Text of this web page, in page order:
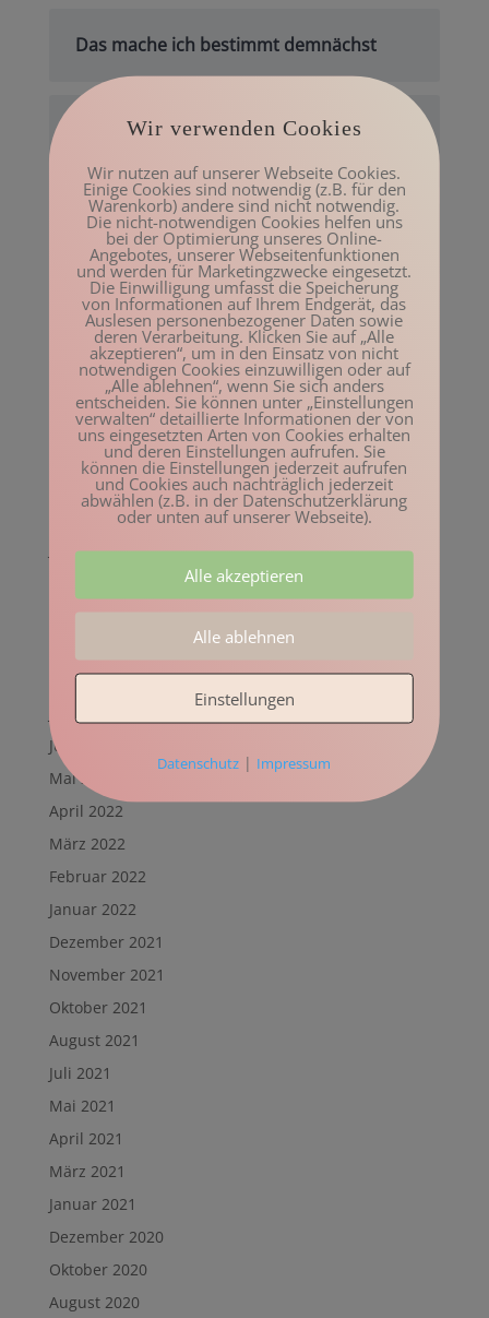
Das mache ich bestimmt demnächst
Das Anderssein in Beziehungen
Sich selbst ein guter Freund sein
Gute Gründe für Bewegung
Archiv
Mai 2023
März 2023
Februar 2023
Januar 2023
November 2022
August 2022
Juni 2022
Mai 2022
April 2022
März 2022
Februar 2022
Januar 2022
Dezember 2021
November 2021
Oktober 2021
August 2021
Juli 2021
Mai 2021
April 2021
März 2021
Januar 2021
Dezember 2020
Oktober 2020
August 2020
Wir verwenden Cookies
Wir nutzen auf unserer Webseite Cookies.
Einige Cookies sind notwendig (z.B. für den
Warenkorb) andere sind nicht notwendig.
Die nicht-notwendigen Cookies helfen uns
bei der Optimierung unseres Online-
Angebotes, unserer Webseitenfunktionen
und werden für Marketingzwecke eingesetzt.
Die Einwilligung umfasst die Speicherung
von Informationen auf Ihrem Endgerät, das
Auslesen personenbezogener Daten sowie
deren Verarbeitung. Klicken Sie auf „Alle
akzeptieren“, um in den Einsatz von nicht
notwendigen Cookies einzuwilligen oder auf
„Alle ablehnen“, wenn Sie sich anders
entscheiden. Sie können unter „Einstellungen
verwalten“ detaillierte Informationen der von
uns eingesetzten Arten von Cookies erhalten
und deren Einstellungen aufrufen. Sie
können die Einstellungen jederzeit aufrufen
und Cookies auch nachträglich jederzeit
abwählen (z.B. in der Datenschutzerklärung
oder unten auf unserer Webseite).
Alle akzeptieren
Alle ablehnen
Einstellungen
Datenschutz | Impressum